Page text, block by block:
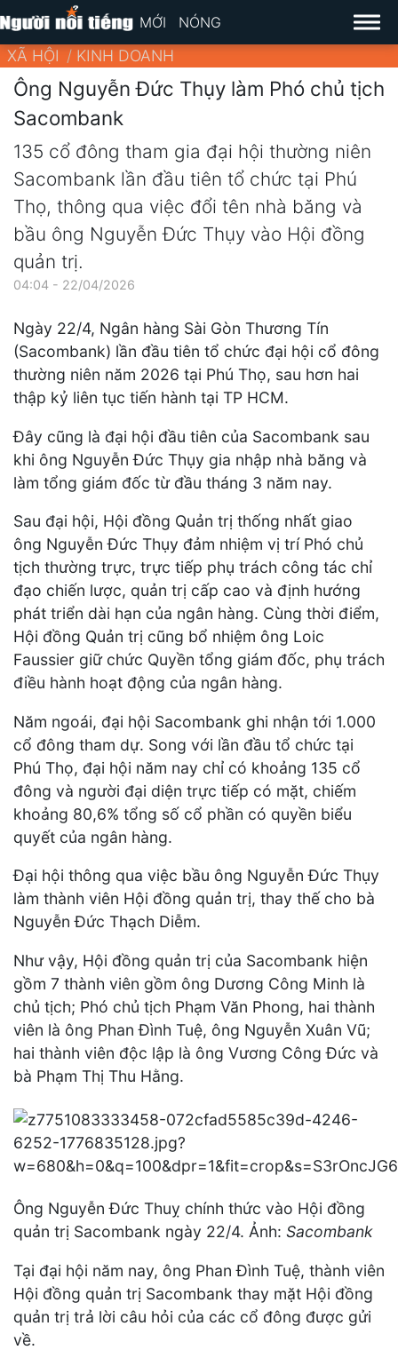
MỚI NÓNG
XÃ HỘI KINH DOANH
Ông Nguyễn Đức Thụy làm Phó chủ tịch
Sacombank
135 cổ đông tham gia đại hội thường niên
Sacombank lần đầu tiên tổ chức tại Phú
Thọ, thông qua việc đổi tên nhà băng và
bầu ông Nguyễn Đức Thụy vào Hội đồng
quản trị.
04:04 - 22/04/2026
Ngày 22/4, Ngân hàng Sài Gòn Thương Tín
(Sacombank) lần đầu tiên tổ chức đại hội cổ đông
thường niên năm 2026 tại Phú Thọ, sau hơn hai
thập kỷ liên tục tiến hành tại TP HCM.
Đây cũng là đại hội đầu tiên của Sacombank sau
khi ông Nguyễn Đức Thụy gia nhập nhà băng và
làm tổng giám đốc từ đầu tháng 3 năm nay.
Sau đại hội, Hội đồng Quản trị thống nhất giao
ông Nguyễn Đức Thụy đảm nhiệm vị trí Phó chủ
tịch thường trực, trực tiếp phụ trách công tác chỉ
đạo chiến lược, quản trị cấp cao và định hướng
phát triển dài hạn của ngân hàng. Cùng thời điểm,
Hội đồng Quản trị cũng bổ nhiệm ông Loic
Faussier giữ chức Quyền tổng giám đốc, phụ trách
điều hành hoạt động của ngân hàng.
Năm ngoái, đại hội Sacombank ghi nhận tới 1.000
cổ đông tham dự. Song với lần đầu tổ chức tại
Phú Thọ, đại hội năm nay chỉ có khoảng 135 cổ
đông và người đại diện trực tiếp có mặt, chiếm
khoảng 80,6% tổng số cổ phần có quyền biểu
quyết của ngân hàng.
Đại hội thông qua việc bầu ông Nguyễn Đức Thụy
làm thành viên Hội đồng quản trị, thay thế cho bà
Nguyễn Đức Thạch Diễm.
Như vậy, Hội đồng quản trị của Sacombank hiện
gồm 7 thành viên gồm ông Dương Công Minh là
chủ tịch; Phó chủ tịch Phạm Văn Phong, hai thành
viên là ông Phan Đình Tuệ, ông Nguyễn Xuân Vũ;
hai thành viên độc lập là ông Vương Công Đức và
bà Phạm Thị Thu Hằng.
Ông Nguyễn Đức Thuỵ chính thức vào Hội đồng
quản trị Sacombank ngày 22/4. Ảnh: Sacombank
Tại đại hội năm nay, ông Phan Đình Tuệ, thành viên
Hội đồng quản trị Sacombank thay mặt Hội đồng
quản trị trả lời câu hỏi của các cổ đông được gửi
về.